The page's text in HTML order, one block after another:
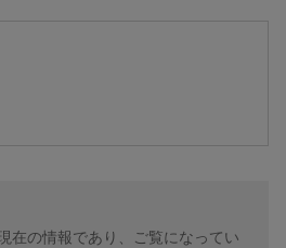
在の情報であり、ご覧になってい